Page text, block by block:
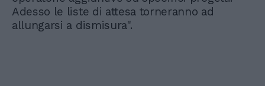
Adesso le liste di attesa torneranno ad
allungarsi a dismisura".